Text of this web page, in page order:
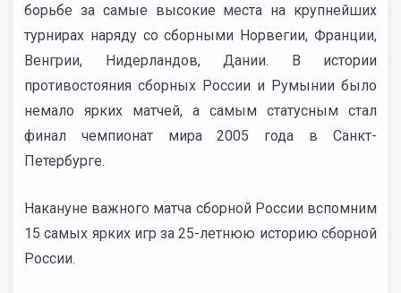
борьбе за самые высокие места на крупнейших
турнирах наряду со сборными Норвегии, Франции,
Венгрии, Нидерландов, Дании. В истории
противостояния сборных России и Румынии было
немало ярких матчей, а самым статусным стал
финал чемпионат мира 2005 года в Санкт-
Петербурге.
Накануне важного матча сборной России вспомним
15 самых ярких игр за 25-летнюю историю сборной
России.